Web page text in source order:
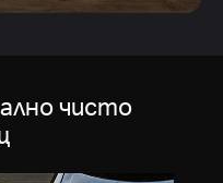
чисто